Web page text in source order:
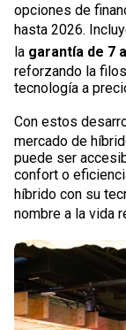
opciones de
hasta 2026.
la garantía de 7
reforzando la
tecnología a
Con estos
mercado de
puede ser
confort o
híbrido con su
nombre a la vida